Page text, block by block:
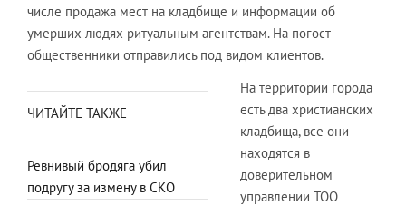
числе продажа мест на кладбище и информации об
умерших людях ритуальным агентствам. На погост
общественники отправились под видом клиентов.
ЧИТАЙТЕ ТАКЖЕ
Ревнивый бродяга убил
подругу за измену в СКО
На территории города
есть два христианских
кладбища, все они
находятся в
доверительном
управлении ТОО